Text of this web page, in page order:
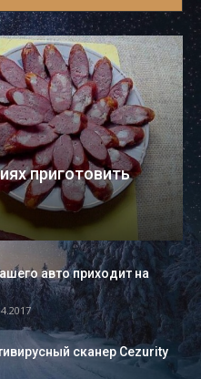
приготовить
авто приходит на
сканер Cezurity